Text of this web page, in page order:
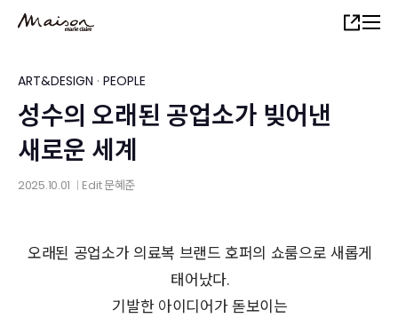
content
Share
ART&DESIGN · PEOPLE
성수의 오래된 공업소가 빚어낸
새로운 세계
2025.10.01 Edit문혜준
오래된 공업소가 의료복 브랜드 호퍼의 쇼룸으로 새롭게
태어났다.
기발한 아이디어가 돋보이는